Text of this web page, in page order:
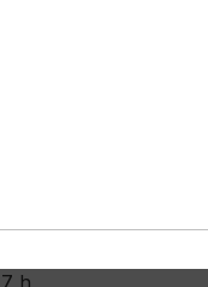
Versand ab 99,- € in
unter: